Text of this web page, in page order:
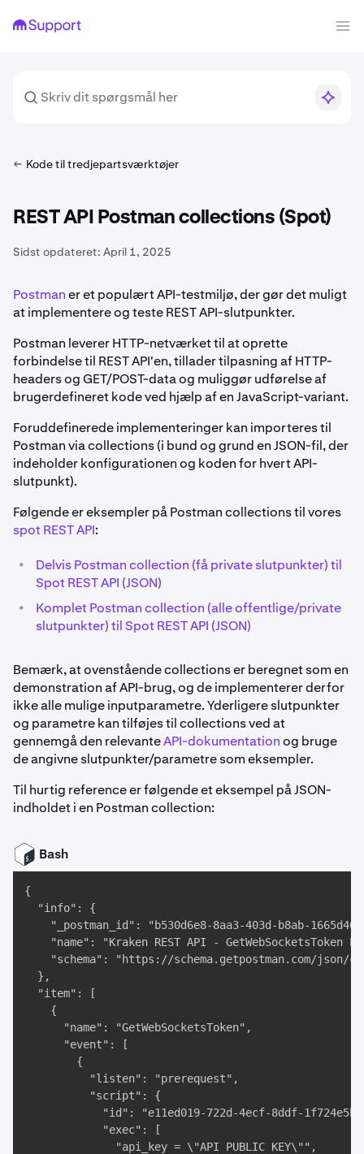
Kode til tredjepartsværktøjer
REST API Postman collections (Spot)
Sidst opdateret: April 1, 2025
Postmaner et populært API-testmiljø, der gør det muligt
at implementere og teste REST API-slutpunkter.
Postman leverer HTTP-netværket til at oprette
forbindelse til REST API'en, tillader tilpasning af HTTP-
headers og GET/POST-data og muliggør udførelse af
brugerdefineret kode ved hjælp af en JavaScript-variant.
Foruddefinerede implementeringer kan importeres til
Postman via collections (i bund og grund en JSON-fil, der
indeholder konfigurationen og koden for hvert API-
slutpunkt).
Følgende er eksempler på Postman collections til vores
spot REST API:
•
Delvis Postman collection (få private slutpunkter) til
Spot REST API (JSON)
•
Komplet Postman collection (alle offentlige/private
slutpunkter) til Spot REST API (JSON)
Bemærk, at ovenstående collections er beregnet som en
demonstration af API-brug, og de implementerer derfor
ikke alle mulige inputparametre. Yderligere slutpunkter
og parametre kan tilføjes til collections ved at
gennemgå den relevanteAPI-dokumentationog bruge
de angivne slutpunkter/parametre som eksempler.
Til hurtig reference er følgende et eksempel på JSON-
indholdet i en Postman collection:
Bash
{
  "info": {
"_postman_id": "b530d6e8-8aa3-403d-b8ab-
"name": "Kraken REST API - GetWebSocketsToken
"schema": "https://schema.getpostman.com/json/
  },
  "item": [
    {
      "name": "GetWebSocketsToken",
      "event": [
        {
          "listen": "prerequest",
          "script": {
"id": "e11ed019-722d-4ecf-8ddf-
            "exec": [
              "api_key = \"API PUBLIC KEY\"",